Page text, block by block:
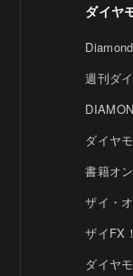
ダイヤ
週刊ダ
ダイヤ
書籍オ
ザイ・
ザイFX！
ダイヤ